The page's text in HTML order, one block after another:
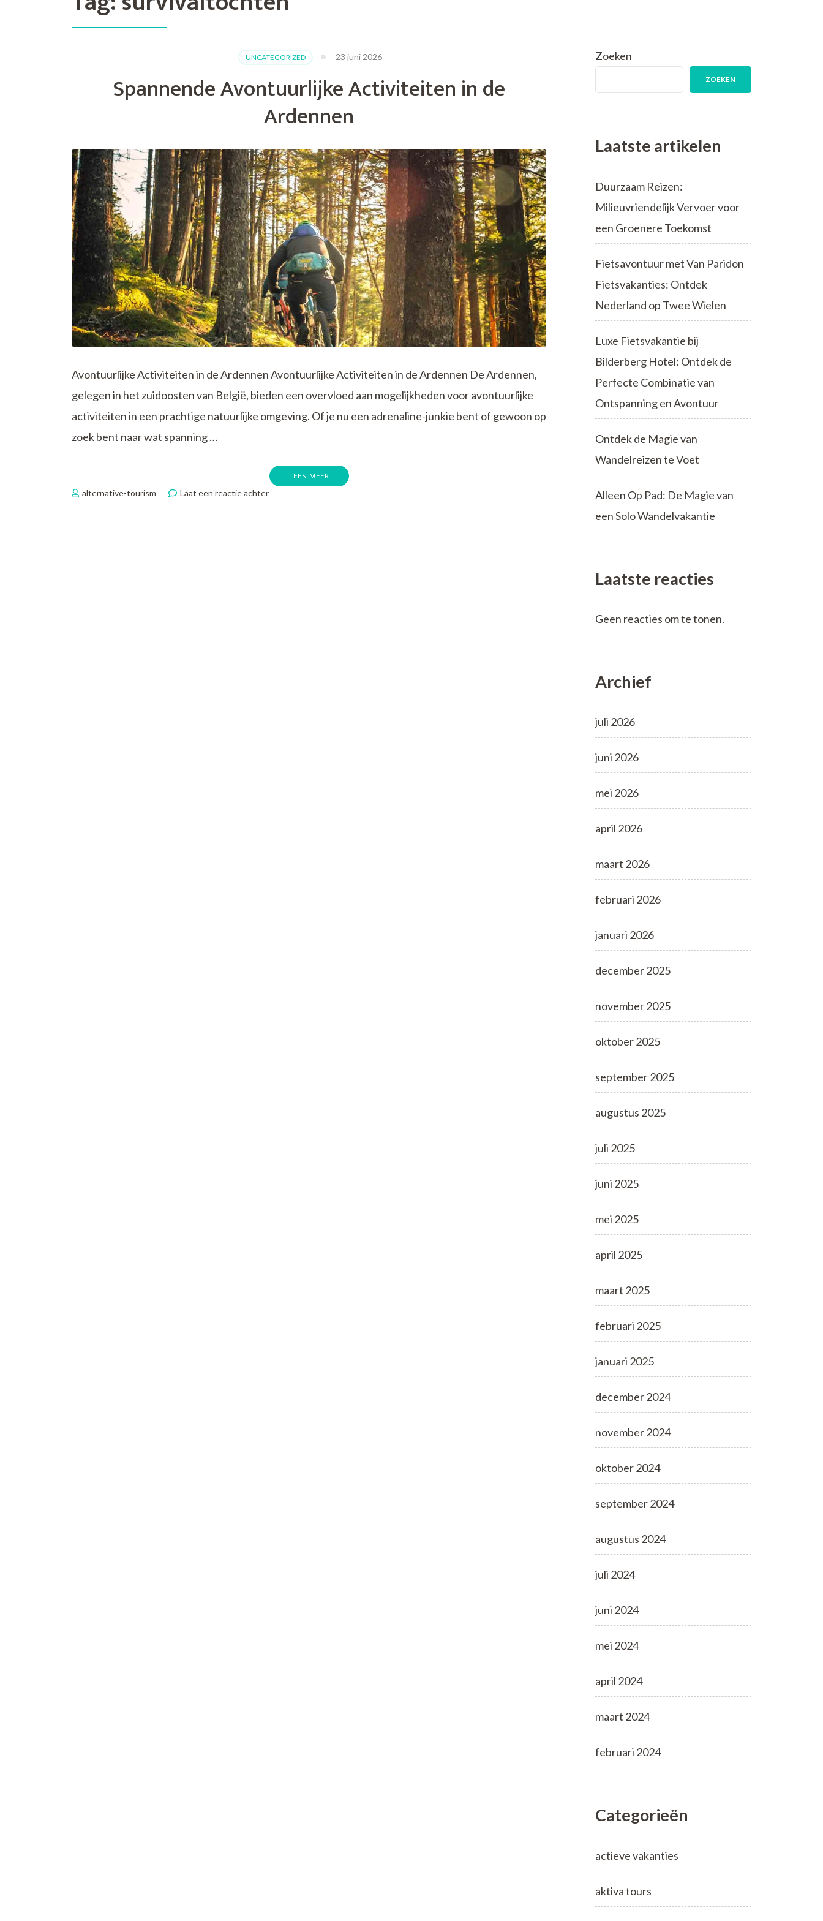
UNCATEGORIZED 23 juni 2026
Spannende Avontuurlijke Activiteiten in de
Ardennen
Avontuurlijke Activiteiten in de Ardennen Avontuurlijke Activiteiten in de Ardennen De Ardennen,
gelegen in het zuidoosten van België, bieden een overvloed aan mogelijkheden voor avontuurlijke
activiteiten in een prachtige natuurlijke omgeving. Of je nu een adrenaline-junkie bent of gewoon op
zoek bent naar wat spanning …
LEES MEER
alternative-tourism Laat een reactie achterop
Zoeken
ZOEKEN
Laatste artikelen
Duurzaam Reizen:
Milieuvriendelijk Vervoer voor
een Groenere Toekomst
Fietsavontuur met Van Paridon
Fietsvakanties: Ontdek
Nederland op Twee Wielen
Luxe Fietsvakantie bij
Bilderberg Hotel: Ontdek de
Perfecte Combinatie van
Ontspanning en Avontuur
Ontdek de Magie van
Wandelreizen te Voet
Alleen Op Pad: De Magie van
een Solo Wandelvakantie
Laatste reacties
Geen reacties om te tonen.
Archief
juli 2026
juni 2026
mei 2026
april 2026
maart 2026
februari 2026
januari 2026
december 2025
november 2025
oktober 2025
september 2025
augustus 2025
juli 2025
juni 2025
mei 2025
april 2025
maart 2025
februari 2025
januari 2025
december 2024
november 2024
oktober 2024
september 2024
augustus 2024
juli 2024
juni 2024
mei 2024
april 2024
maart 2024
februari 2024
Categorieën
actieve vakanties
aktiva tours